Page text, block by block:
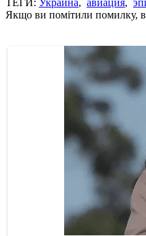
Якщо ви помітили помилку,